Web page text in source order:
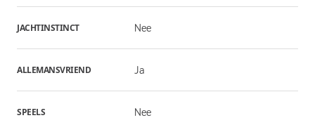
JACHTINSTINCT Nee
ALLEMANSVRIEND Ja
SPEELS Nee